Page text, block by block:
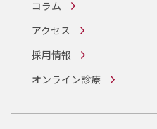
コラム
アクセス
採用情報
オンライン診療